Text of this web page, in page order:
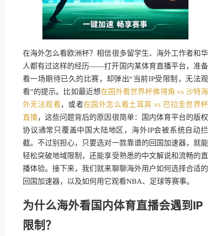
在海外怎么看欧洲杯？相信很多留学生、海外工作者和华
人都有过这样的经历——打开国内某体育直播平台，准备
看一场期待已久的比赛，却弹出“当前IP受限制，无法观
看”的提示。比如最近想在国外看世界杯佛得角 vs 沙特海
外无法观看，或者在国外怎么看土耳其 vs 巴拉圭世界杯
直播，这些问题背后的原因很简单：国内体育平台的版权
协议通常只覆盖中国大陆地区，海外IP会被系统自动拦
截。不过别担心，只要选对一款靠谱的回国加速器，就能
轻松突破地域限制，还能享受熟悉的中文解说和流畅的直
播体验。接下来，我们就来聊聊海外用户如何选择合适的
回国加速器，以及如何用它观看NBA、足球等赛事。
为什么海外看国内体育直播会遇到IP
限制？